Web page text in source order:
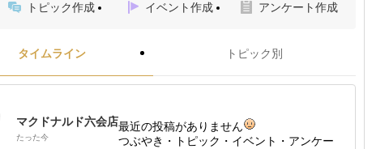
トピック作成 イベント作成 アンケート作成
タイムライン トピック別
マクドナルド六会店
たった今
最近の投稿がありません
つぶやき・トピック・イベント・アンケー